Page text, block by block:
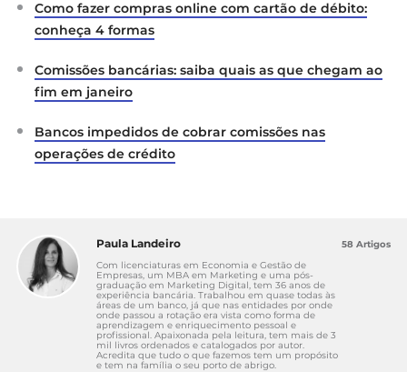
Como fazer compras online com cartão de débito:
conheça 4 formas
Comissões bancárias: saiba quais as que chegam ao
fim em janeiro
Bancos impedidos de cobrar comissões nas
operações de crédito
Paula Landeiro
Com licenciaturas em Economia e Gestão de
Empresas, um MBA em Marketing e uma pós-
graduação em Marketing Digital, tem 36 anos de
experiência bancária. Trabalhou em quase todas às
áreas de um banco, já que nas entidades por onde
onde passou a rotação era vista como forma de
aprendizagem e enriquecimento pessoal e
profissional. Apaixonada pela leitura, tem mais de 3
mil livros ordenados e catalogados por autor.
Acredita que tudo o que fazemos tem um propósito
e tem na família o seu porto de abrigo.
58 Artigos